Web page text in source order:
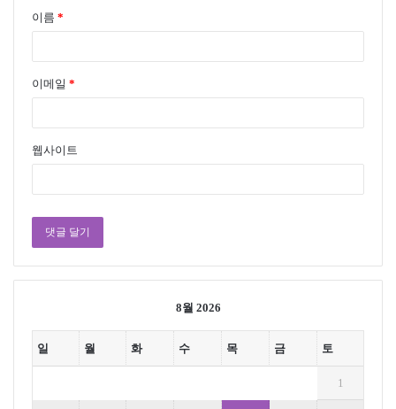
이름 *
이메일 *
웹사이트
8월 2026
일 월 화 수 목 금 토
1